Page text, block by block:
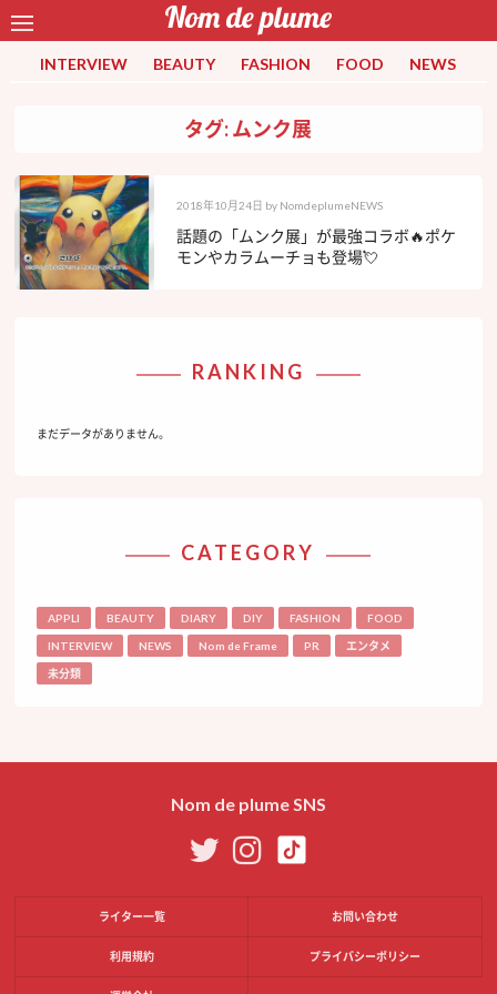
INTERVIEW BEAUTY FASHION FOOD NEWS
タグ: ムンク展
2018年10月24日 by NomdeplumeNEWS
話題の「ムンク展」が最強コラボ🔥ポケ
モンやカラムーチョも登場💘
RANKING
まだデータがありません。
CATEGORY
APPLI BEAUTY DIARY DIY FASHION FOOD
INTERVIEW NEWS Nom de Frame PR エンタメ
未分類
Nom de plume SNS
ライター一覧 お問い合わせ
利用規約 プライバシーポリシー